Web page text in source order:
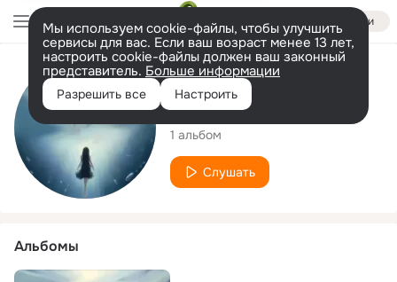
Войти
Мы используем cookie-файлы, чтобы улучшить
сервисы для вас. Если ваш возраст менее 13 лет,
настроить cookie-файлы должен ваш законный
представитель. Больше информации
Разрешить все Настроить
Исполнитель
古德维耳
1 альбом
Слушать
Альбомы